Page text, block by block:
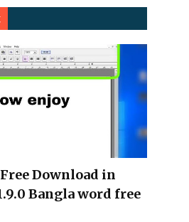
Download in
1.9.0 Bangla word free